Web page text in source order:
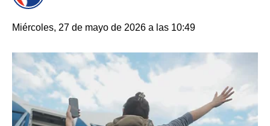
Miércoles, 27 de mayo de 2026 a las 10:49